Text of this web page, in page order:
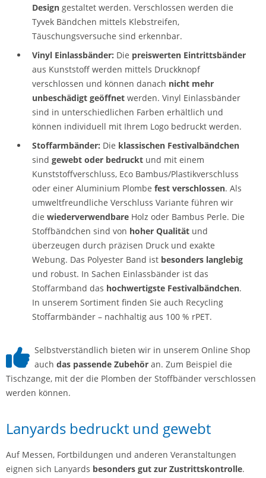
Design gestaltet werden. Verschlossen werden die
Tyvek Bändchen mittels Klebstreifen,
Täuschungsversuche sind erkennbar.
Vinyl Einlassbänder: Die preiswerten Eintrittsbänder
aus Kunststoff werden mittels Druckknopf
verschlossen und können danach nicht mehr
unbeschädigt geöffnet werden. Vinyl Einlassbänder
sind in unterschiedlichen Farben erhältlich und
können individuell mit Ihrem Logo bedruckt werden.
Stoffarmbänder: Die klassischen Festivalbändchen
sind gewebt oder bedruckt und mit einem
Kunststoffverschluss, Eco Bambus/Plastikverschluss
oder einer Aluminium Plombe fest verschlossen. Als
umweltfreundliche Verschluss Variante führen wir
die wiederverwendbare Holz oder Bambus Perle. Die
Stoffbändchen sind von hoher Qualität und
überzeugen durch präzisen Druck und exakte
Webung. Das Polyester Band ist besonders langlebig
und robust. In Sachen Einlassbänder ist das
Stoffarmband das hochwertigste Festivalbändchen.
In unserem Sortiment finden Sie auch Recycling
Stoffarmbänder – nachhaltig aus 100 % rPET.
Selbstverständlich bieten wir in unserem Online Shop
auch das passende Zubehör an. Zum Beispiel die
Tischzange, mit der die Plomben der Stoffbänder verschlossen
werden können.
Lanyards bedruckt und gewebt
Auf Messen, Fortbildungen und anderen Veranstaltungen
eignen sich Lanyards besonders gut zur Zustrittskontrolle.